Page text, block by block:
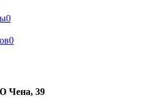
0
0
Чена, 39